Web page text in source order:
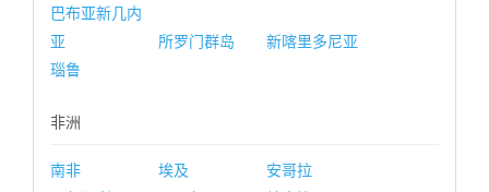
巴布亚新几内
亚
所罗门群岛
新喀里多尼亚
瑙鲁
非洲
南非 埃及
安哥拉